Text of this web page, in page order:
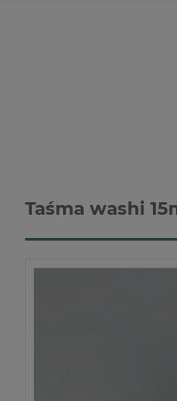
Taśma washi